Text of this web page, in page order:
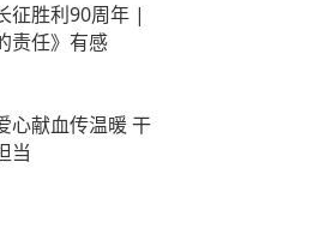
征胜利90周年 |
责任》有感
心献血传温暖 干
当